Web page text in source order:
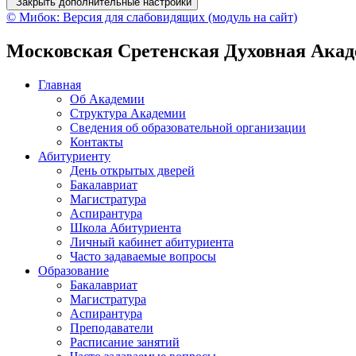
© Мибок: Версия для слабовидящих (модуль на сайт)
Московская Сретенская Духовная
Главная
Об Академии
Структура Академии
Сведения об образовательной организации
Контакты
Абитуриенту
День открытых дверей
Бакалавриат
Магистратура
Аспирантура
Школа Абитуриента
Личный кабинет абитуриента
Часто задаваемые вопросы
Образование
Бакалавриат
Магистратура
Аспирантура
Преподаватели
Расписание занятий